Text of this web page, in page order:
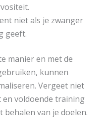
niet als je zwanger
geeft.
manier en met de
kunnen
Vergeet niet
en voldoende training
van je doelen.